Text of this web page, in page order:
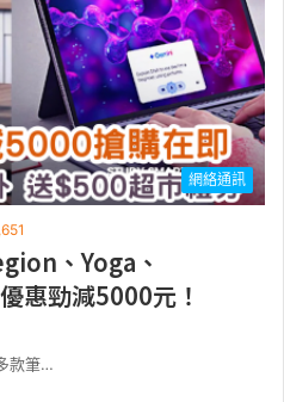
網絡通訊
、Yoga、
惠勁減5000元！
款筆…